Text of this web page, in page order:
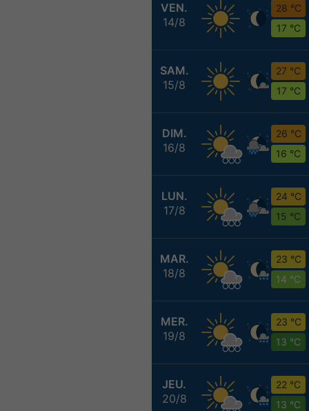
VEN.
14/8
28 °C
17 °C
SAM.
15/8
27 °C
17 °C
DIM.
16/8
26 °C
16 °C
LUN.
17/8
24 °C
15 °C
MAR.
18/8
23 °C
14 °C
MER.
19/8
23 °C
13 °C
JEU.
20/8
22 °C
13 °C